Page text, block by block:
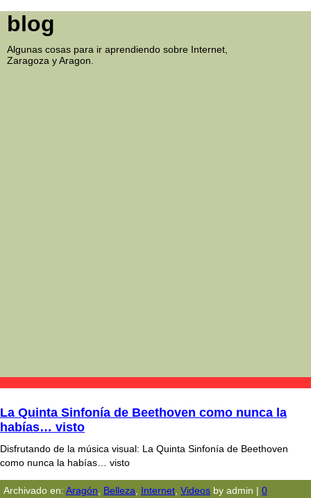
blog
Algunas cosas para ir aprendiendo sobre Internet,
Zaragoza y Aragon.
La Quinta Sinfonía de Beethoven como nunca la
habías… visto
Disfrutando de la música visual: La Quinta Sinfonía de Beethoven
como nunca la habías… visto
Archivado en: Aragón Belleza Internet Videos by admin | 0